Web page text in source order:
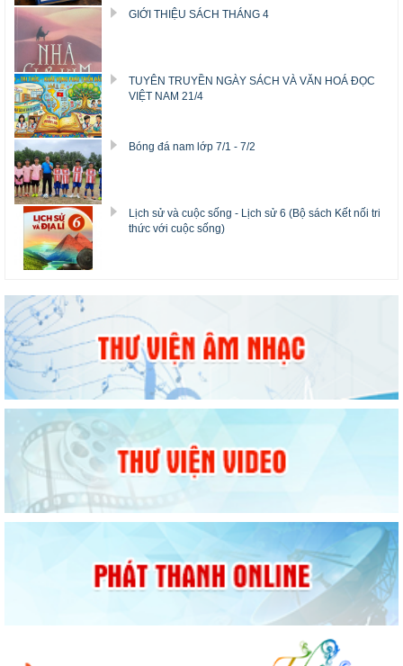
GIỚI THIỆU SÁCH THÁNG 4
TUYÊN TRUYỀN NGÀY SÁCH VÀ VĂN HOÁ ĐỌC
VIỆT NAM 21/4
Bóng đá nam lớp 7/1 - 7/2
Lịch sử và cuộc sống - Lịch sử 6 (Bộ sách Kết nối tri
thức với cuộc sống)